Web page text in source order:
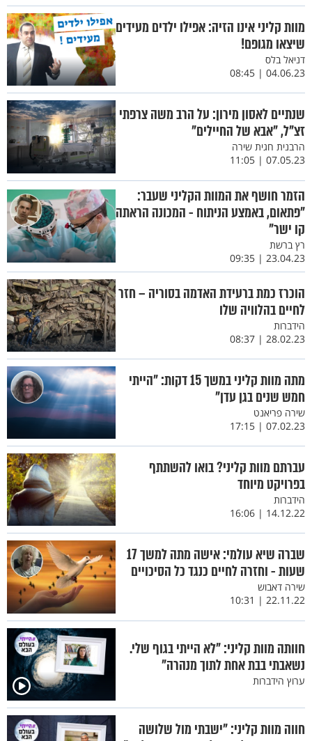
מוות קליני אינו הזיה: אפילו ילדים מעידים
שיצאו מגופם!
דניאל בלס
04.06.23 | 08:45
שנתיים לאסון מירון: על הרב משה צרפתי
זצ"ל, "אבא של החיילים"
הרבנית חגית שירה
07.05.23 | 11:05
הזמר חושף את המוות הקליני שעבר:
"פתאום, באמצע הניתוח - המכונה הראתה
קו ישר"
רץ ברשת
23.04.23 | 09:35
הוכרז כמת ברעידת האדמה בסוריה – חזר
לחיים בהלוויה שלו
הידברות
28.02.23 | 08:37
מתה מוות קליני במשך 15 דקות: "הייתי
חמש שנים בגן עדן"
שירה פריאנט
07.02.23 | 17:15
עברתם מוות קליני? בואו להשתתף
בפרויקט מיוחד
הידברות
14.12.22 | 16:06
שברה שיא עולמי: אישה מתה למשך 17
שעות - וחזרה לחיים כנגד כל הסיכויים
שירה דאבוש
22.11.22 | 10:31
חוותה מוות קליני: "לא הייתי בגוף שלי.
נשאבתי בבת אחת לתוך מנהרה"
ערוץ הידברות
חווה מוות קליני: "ישבתי מול שלושה